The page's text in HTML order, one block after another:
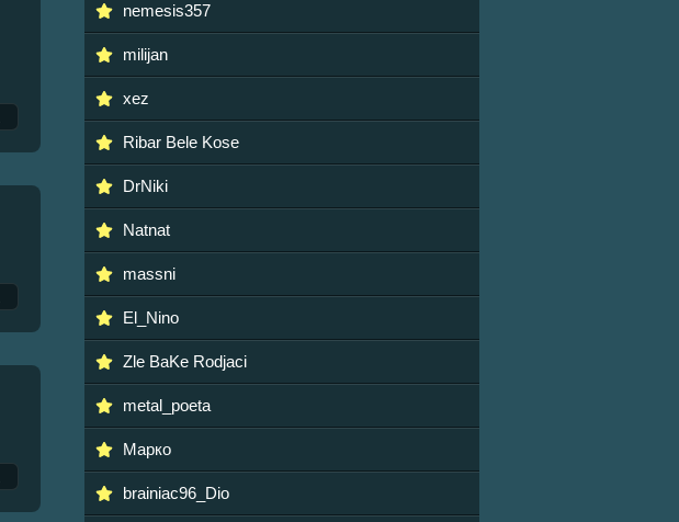
nemesis357
milijan
xez
Ribar Bele Kose
DrNiki
Natnat
massni
El_Nino
Zle BaKe Rodjaci
metal_poeta
Марко
brainiac96_Dio